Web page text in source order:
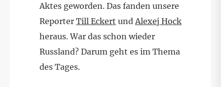
Aktes geworden. Das fanden unsere
Reporter Till Eckert und Alexej Hock
heraus. War das schon wieder
Russland? Darum geht es im Thema
des Tages.